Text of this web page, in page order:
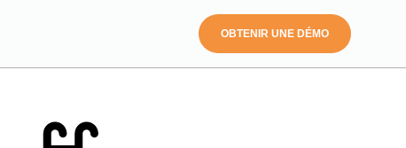
OBTENIR UNE DÉMO